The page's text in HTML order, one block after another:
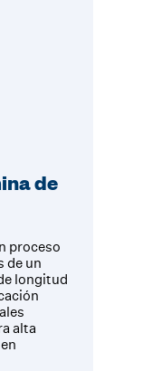
de
proceso
de un
longitud
alta